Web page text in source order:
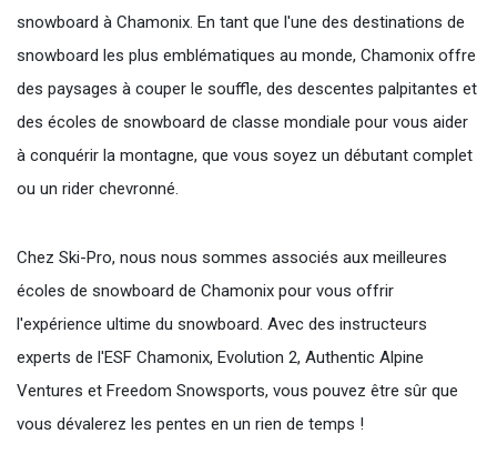
snowboard à Chamonix. En tant que l'une des destinations de
snowboard les plus emblématiques au monde, Chamonix offre
des paysages à couper le souffle, des descentes palpitantes et
des écoles de snowboard de classe mondiale pour vous aider
à conquérir la montagne, que vous soyez un débutant complet
ou un rider chevronné.
Chez Ski-Pro, nous nous sommes associés aux meilleures
écoles de snowboard de Chamonix pour vous offrir
l'expérience ultime du snowboard. Avec des instructeurs
experts de l'ESF Chamonix, Evolution 2, Authentic Alpine
Ventures et Freedom Snowsports, vous pouvez être sûr que
vous dévalerez les pentes en un rien de temps !